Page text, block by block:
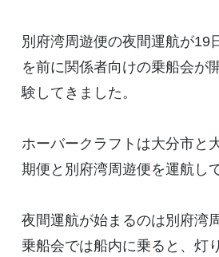
別府湾周遊便の夜間運航が19
を前に関係者向けの乗船会が
験してきました。
ホーバークラフトは大分市と
期便と別府湾周遊便を運航し
夜間運航が始まるのは別府湾
乗船会では船内に乗ると、灯